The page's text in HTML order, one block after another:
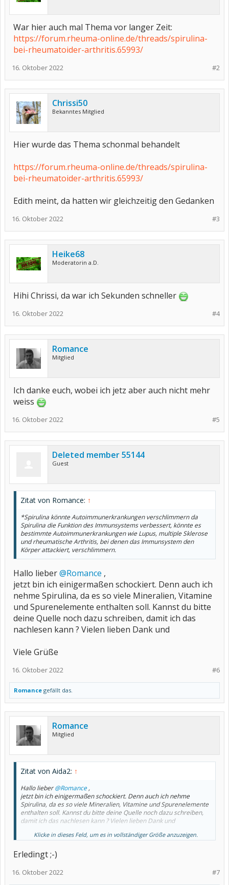
War hier auch mal Thema vor langer Zeit:
https://forum.rheuma-online.de/threads/spirulina-
bei-rheumatoider-arthritis.65993/
#2
16. Oktober 2022
Chrissi50
Bekanntes Mitglied
Hier wurde das Thema schonmal behandelt
https://forum.rheuma-online.de/threads/spirulina-
bei-rheumatoider-arthritis.65993/
Edith meint, da hatten wir gleichzeitig den Gedanken
#3
16. Oktober 2022
Heike68
Moderatorin a.D.
Hihi Chrissi, da war ich Sekunden schneller
#4
16. Oktober 2022
Romance
Mitglied
Ich danke euch, wobei ich jetz aber auch nicht mehr
weiss
#5
16. Oktober 2022
Deleted member 55144
Guest
Zitat von Romance: ↑
*Spirulina könnte Autoimmunerkrankungen verschlimmern da
Spirulina die Funktion des Immunsystems verbessert, könnte es
bestimmte Autoimmunerkrankungen wie Lupus, multiple Sklerose
und rheumatische Arthritis, bei denen das Immunsystem den
Körper attackiert, verschlimmern.
Hallo lieber@Romance ,
jetzt bin ich einigermaßen schockiert. Denn auch ich
nehme Spirulina, da es so viele Mineralien, Vitamine
und Spurenelemente enthalten soll. Kannst du bitte
deine Quelle noch dazu schreiben, damit ich das
nachlesen kann ? Vielen lieben Dank und
Viele Grüße
#6
16. Oktober 2022
Romance gefällt das.
Romance
Mitglied
Zitat von Aida2: ↑
Hallo lieber@Romance,
jetzt bin ich einigermaßen schockiert. Denn auch ich nehme
Spirulina, da es so viele Mineralien, Vitamine und Spurenelemente
enthalten soll. Kannst du bitte deine Quelle noch dazu schreiben,
damit ich das nachlesen kann ? Vielen lieben Dank und
Viele Grüße
Klicke in dieses Feld, um es in vollständiger Größe anzuzeigen.
Erledingt ;-)
#7
16. Oktober 2022